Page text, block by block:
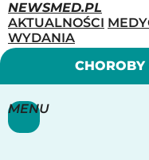
NEWSMED.PL
AKTUALNOŚCI
WYDANIA
MENU